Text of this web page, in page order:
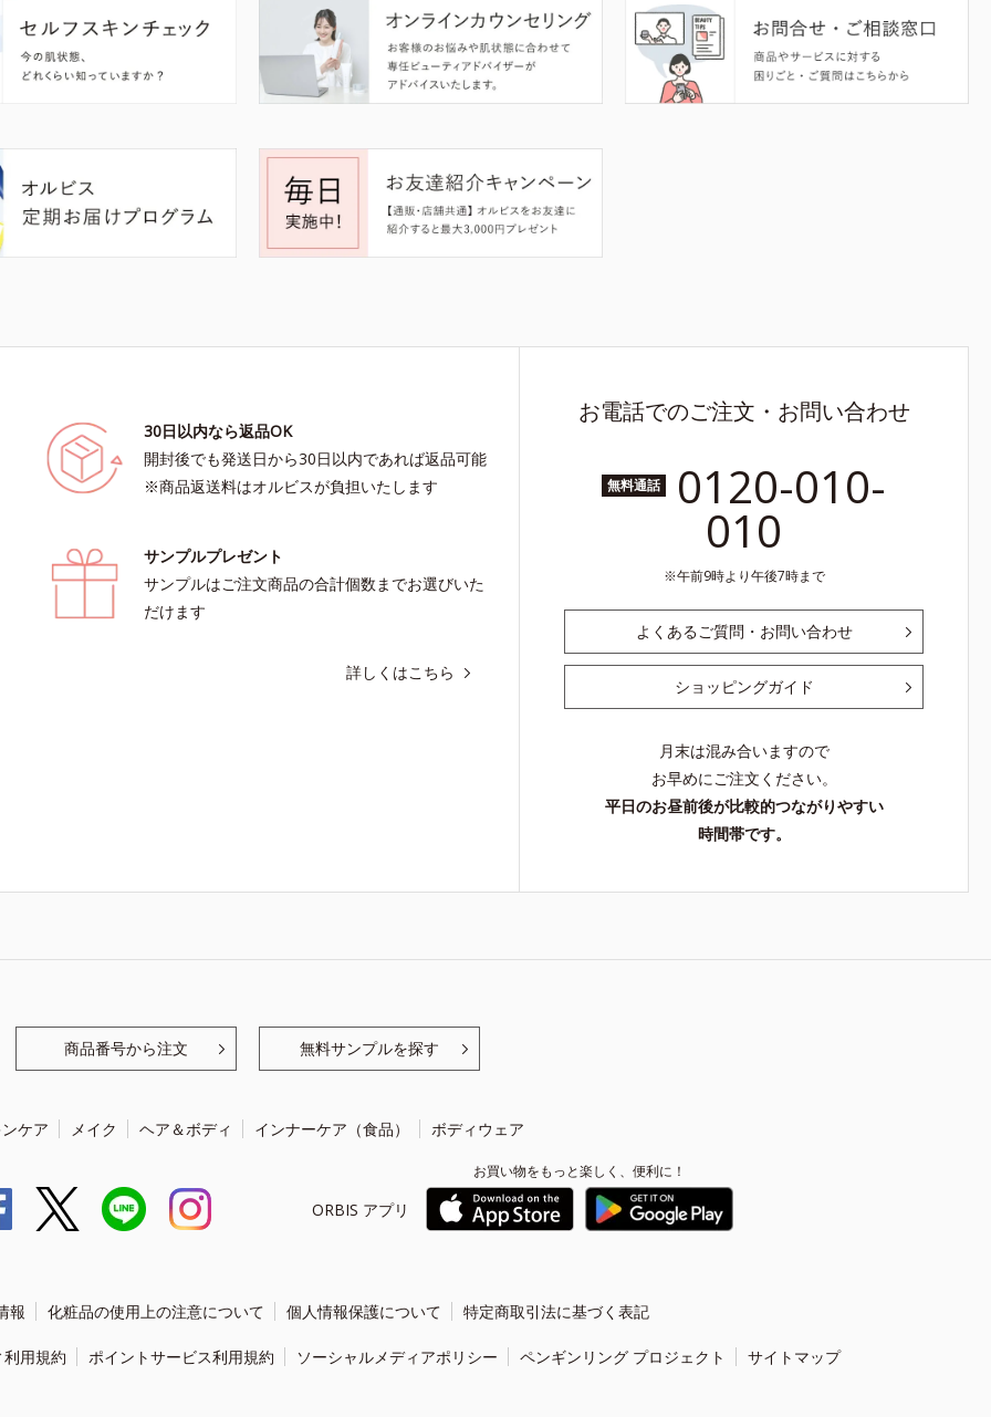
30日以内なら返品OK
開封後でも発送日から30日以内であれば返品可能
※商品返送料はオルビスが負担いたします
サンプルプレゼント
サンプルはご注文商品の合計個数までお選びいた
だけます
詳しくはこちら
お電話でのご注文・お問い合わせ
無料通話 0120-010-
010
午前9時より午後7時まで
よくあるご質問・お問い合わせ
ショッピングガイド
月末は混み合いますので
お早めにご注文ください。
平日のお昼前後が比較的つながりやすい
時間帯です。
商品番号から注文 無料サンプルを探す
ケア メイク ヘア＆ボディ インナーケア（食品） ボディウェア
ORBIS アプリ
お買い物をもっと楽しく、便利に！
報 化粧品の使用上の注意について 個人情報保護について 特定商取引法に基づく表記
用規約 ポイントサービス利用規約 ソーシャルメディアポリシー ペンギンリング プロジェクト サイトマップ